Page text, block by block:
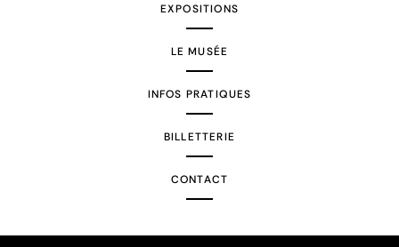
EXPOSITIONS
LE MUSÉE
INFOS PRATIQUES
BILLETTERIE
CONTACT